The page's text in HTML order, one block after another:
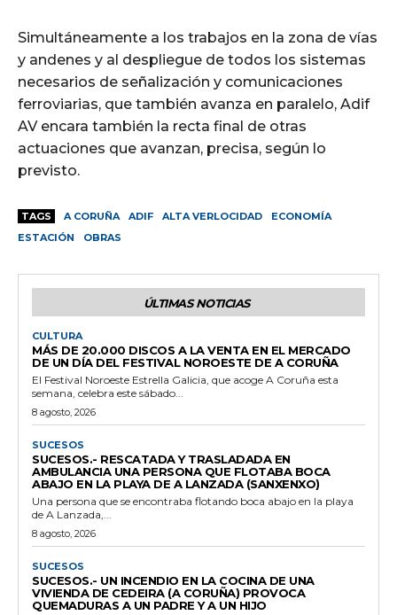
Simultáneamente a los trabajos en la zona de vías
y andenes y al despliegue de todos los sistemas
necesarios de señalización y comunicaciones
ferroviarias, que también avanza en paralelo, Adif
AV encara también la recta final de otras
actuaciones que avanzan, precisa, según lo
previsto.
TAGS A CORUÑA ADIF ALTA VERLOCIDAD
ECONOMÍA
ESTACIÓN
OBRAS
ÚLTIMAS NOTICIAS
CULTURA
MÁS DE 20.000 DISCOS A LA VENTA EN EL MERCADO
DE UN DÍA DEL FESTIVAL NOROESTE DE A CORUÑA
El Festival Noroeste Estrella Galicia, que acoge A Coruña esta
semana, celebra este sábado...
8 agosto, 2026
SUCESOS
SUCESOS.- RESCATADA Y TRASLADADA EN
AMBULANCIA UNA PERSONA QUE FLOTABA BOCA
ABAJO EN LA PLAYA DE A LANZADA (SANXENXO)
Una persona que se encontraba flotando boca abajo en la playa
de A Lanzada,...
8 agosto, 2026
SUCESOS
SUCESOS.- UN INCENDIO EN LA COCINA DE UNA
VIVIENDA DE CEDEIRA (A CORUÑA) PROVOCA
QUEMADURAS A UN PADRE Y A UN HIJO